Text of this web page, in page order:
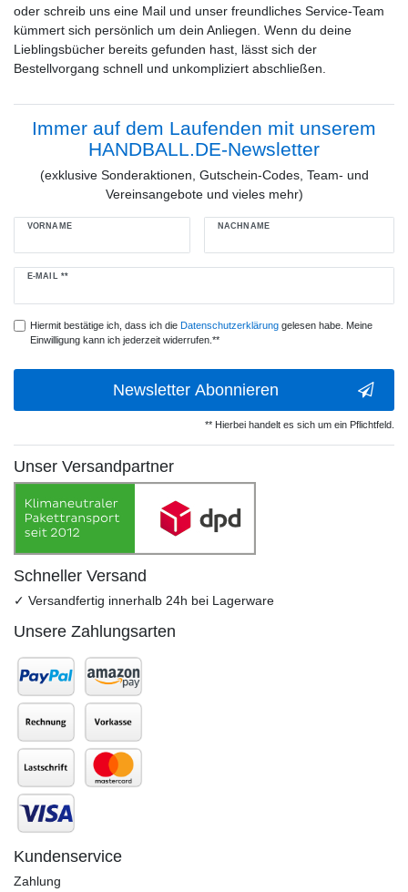
oder schreib uns eine Mail und unser freundliches Service-Team
kümmert sich persönlich um dein Anliegen. Wenn du deine
Lieblingsbücher bereits gefunden hast, lässt sich der
Bestellvorgang schnell und unkompliziert abschließen.
Immer auf dem Laufenden mit unserem
HANDBALL.DE-Newsletter
(exklusive Sonderaktionen, Gutschein-Codes, Team- und
Vereinsangebote und vieles mehr)
VORNAME NACHNAME
E-MAIL **
Newsletter
Hiermit bestätige ich, dass ich die Daten­schutz­erklärunggelesen habe. Meine
Einwilligung kann ich jederzeit widerrufen.**
Newsletter Abonnieren
** Hierbei handelt es sich um ein Pflichtfeld.
Unser Versandpartner
Schneller Versand
✓ Versandfertig innerhalb 24h bei Lagerware
Unsere Zahlungsarten
Kundenservice
Zahlung